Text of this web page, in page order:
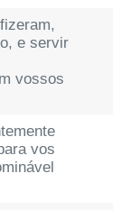
e servir
vossos
vos